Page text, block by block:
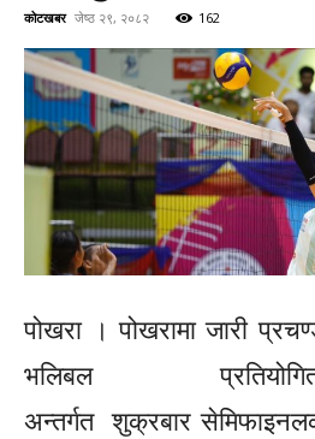
कोटखबर जेष्ठ २९, २०८२ 162
पोखरा । पोखरामा जारी
भलिबल
अन्तर्गत शुक्रबार